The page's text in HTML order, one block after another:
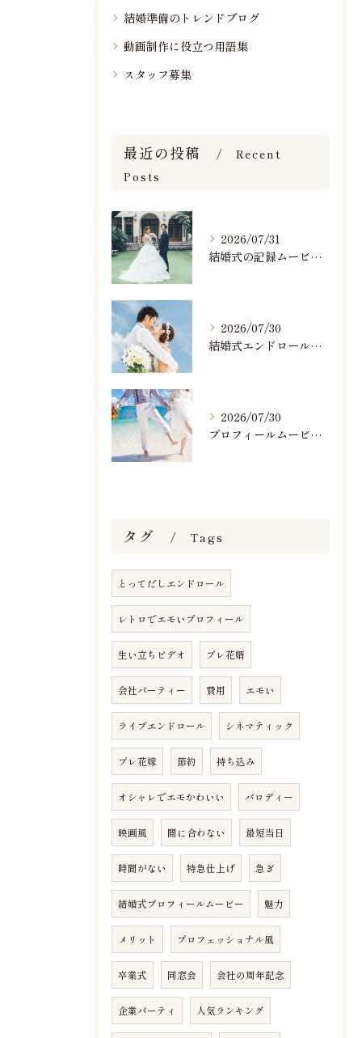
結婚準備のトレンドブログ
動画制作に役立つ用語集
スタッフ募集
最近の投稿
Recent
Posts
2026/07/31
結婚式の記録ムービーの映像撮影スタッフを募集中です
2026/07/30
結婚式エンドロールで人気のおすすめBGM楽曲ランキング！(7/29最新)
2026/07/30
プロフィールムービーで人気おすすめのBGM楽曲ランキング！(7/29最新)
タグ Tags
とってだしエンドロール
レトロでエモいプロフィール
生い立ちビデオ プレ花婿
会社パーティー 費用 エモい
ライブエンドロール シネマティック
プレ花嫁 節約 持ち込み
オシャレでエモかわいい パロディー
映画風 間に合わない 最短当日
時間がない 特急仕上げ 急ぎ
結婚式プロフィールムービー 魅力
メリット プロフェッショナル風
卒業式 同窓会 会社の周年記念
企業パーティ 人気ランキング